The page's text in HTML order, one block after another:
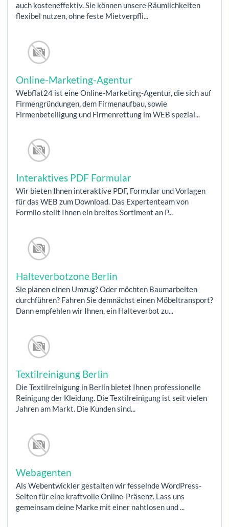
auch kosteneffektiv. Sie können unsere Räumlichkeiten
flexibel nutzen, ohne feste Mietverpfli...
Online-Marketing-Agentur
Webflat24 ist eine Online-Marketing-Agentur, die sich auf
Firmengründungen, dem Firmenaufbau, sowie
Firmenbeteiligung und Firmenrettung im WEB spezial...
Interaktives PDF Formular
Wir bieten Ihnen interaktive PDF, Formular und Vorlagen
für das WEB zum Download. Das Expertenteam von
Formilo stellt Ihnen ein breites Sortiment an P...
Halteverbotzone Berlin
Sie planen einen Umzug? Oder möchten Baumarbeiten
durchführen? Fahren Sie demnächst einen Möbeltransport?
Dann empfehlen wir Ihnen, ein Halteverbot zu...
Textilreinigung Berlin
Die Textilreinigung in Berlin bietet Ihnen professionelle
Reinigung der Kleidung. Die Textilreinigung ist seit vielen
Jahren am Markt. Die Kunden sind...
Webagenten
Als Webentwickler gestalten wir fesselnde WordPress-
Seiten für eine kraftvolle Online-Präsenz. Lass uns
gemeinsam deine Marke mit einer nahtlosen und ...